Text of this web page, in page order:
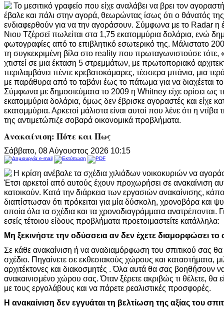
Το μεσιτικό γραφείο που είχε αναλάβει να βρει τον
έβαλε και πάλι στην αγορά, θεωρώντας ίσως ότι ο θάνατός
ενδιαφερθούν για να την αγοράσουν. Σύμφωνα με το Radar η
Νιου Τζέρσεϊ πωλείται στα 1,75 εκατομμύρια δολάρια, ενώ
φωτογραφίες από το επιβλητικό εσωτερικό της. Μάλιστατο
τη συγκεκριμένη βίλα στο reality που πρωταγωνιστούσε
χτιστεί σε μια έκταση 5 στρεμμάτων, με πρωτοποριακό
περιλαμβάνει πέντε κρεβατοκάμαρες, τέσσερα μπάνια, μια
με παράθυρα από το ταβάνι έως το πάτωμα για να διαχέεται
Σύμφωνα με δημοσιεύματα το 2009 η Whitney είχε ορίσει ως
εκατομμύρια δολάρια, όμως δεν έβρισκε αγοραστές και είχε
εκατομμύρια. Αρκετοί μάλιστα είναι αυτοί που λένε ότι η
της αντιμετώπιζε σοβαρά οικονομικά προβλήματα.
Ανακαίνιση: Πότε και Πως
Σάββατο, 08 Αύγουστος 2026 10:15
Η κρίση ανέβαλε τα σχέδια χιλιάδων νοικοκυριών να
Έτσι αρκετοί από αυτούς έχουν προχωρήσει σε ανακαίνιση
κατοικούν. Κατά την διάρκεια των εργασιών ανακαίνισης,
διαπίστωσαν ότι πρόκειται για μία δύσκολη, χρονοβόρα και
οποία όλα τα σχέδια και τα χρονοδιαγράμματα ανατρέπονται.
εσείς τέτοιου είδους προβλήματα προετοιμαστείτε κατάλληλα:
Μη ξεκινήστε την οδύσσεια αν δεν έχετε διαμορφώσει
Σε κάθε ανακαίνιση ή να αναδιαμόρφωση του σπιτικού σας
σχέδιο. Πηγαίνετε σε εκθεσιακούς χώρους και καταστήματα,
αρχιτέκτονες και διακοσμητές . Όλα αυτά θα σας βοηθήσουν
ανακαινισμένο χώρου σας. Όταν ξέρετε ακριβώς τι θέλετε, θα
με τους εργολάβους και να πάρετε ρεαλιστικές προσφορές.
Η ανακαίνιση δεν εγγυάται τη βελτίωση της αξίας του